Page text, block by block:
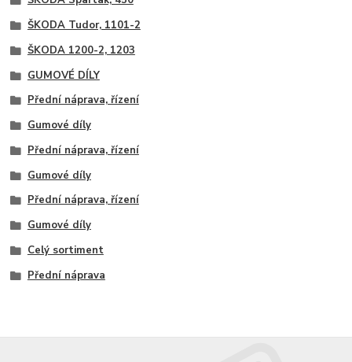
ŠKODA Tudor, 1101-2
ŠKODA 1200-2, 1203
GUMOVÉ DÍLY
Přední náprava, řízení
Gumové díly
Přední náprava, řízení
Gumové díly
Přední náprava, řízení
Gumové díly
Celý sortiment
Přední náprava